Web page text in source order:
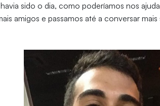
sido o dia, como poderíamos nos
amigos e passamos até a conversar